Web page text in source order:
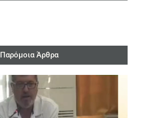
Παρόμοια Άρθρα